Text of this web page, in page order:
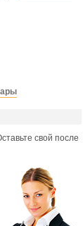
свой после